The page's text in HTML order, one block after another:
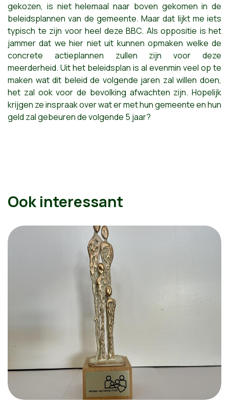
gekozen, is niet helemaal naar boven gekomen in de
beleidsplannen van de gemeente. Maar dat lijkt me iets
typisch te zijn voor heel deze BBC. Als oppositie is het
jammer dat we hier niet uit kunnen opmaken welke de
concrete actieplannen zullen zijn voor deze
meerderheid. Uit het beleidsplan is al evenmin veel op te
maken wat dit beleid de volgende jaren zal willen doen,
het zal ook voor de bevolking afwachten zijn. Hopelijk
krijgen ze inspraak over wat er met hun gemeente en hun
geld zal gebeuren de volgende 5 jaar?
Ook interessant